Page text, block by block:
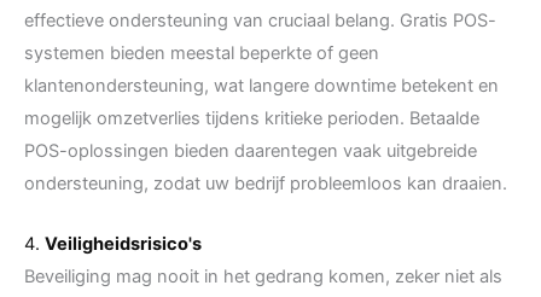
effectieve ondersteuning van cruciaal belang. Gratis POS-
systemen bieden meestal beperkte of geen
klantenondersteuning, wat langere downtime betekent en
mogelijk omzetverlies tijdens kritieke perioden. Betaalde
POS-oplossingen bieden daarentegen vaak uitgebreide
ondersteuning, zodat uw bedrijf probleemloos kan draaien.
4. Veiligheidsrisico's
Beveiliging mag nooit in het gedrang komen, zeker niet als